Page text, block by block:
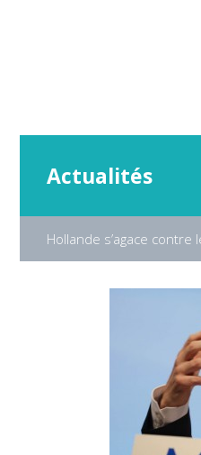
Actualités
Hollande s’agace